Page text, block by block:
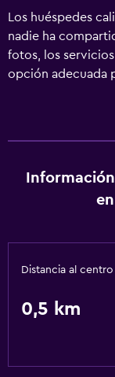
Los huéspedes
nadie ha
fotos, los
opción adecuada
Distancia al centro
0,5 km